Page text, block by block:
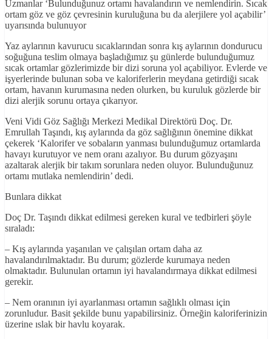
Uzmanlar ‘Bulunduğunuz ortamı havalandırın ve nemlendirin. Sıcak
ortam göz ve göz çevresinin kuruluğuna bu da alerjilere yol açabilir’
uyarısında bulunuyor
Yaz aylarının kavurucu sıcaklarından sonra kış aylarının dondurucu
soğuğuna teslim olmaya başladığımız şu günlerde bulunduğumuz
sıcak ortamlar gözlerimizde bir dizi soruna yol açabiliyor. Evlerde ve
işyerlerinde bulunan soba ve kaloriferlerin meydana getirdiği sıcak
ortam, havanın kurumasına neden olurken, bu kuruluk gözlerde bir
dizi alerjik sorunu ortaya çıkarıyor.
Veni Vidi Göz Sağlığı Merkezi Medikal Direktörü Doç. Dr.
Emrullah Taşındı, kış aylarında da göz sağlığının önemine dikkat
çekerek ‘Kalorifer ve sobaların yanması bulunduğumuz ortamlarda
havayı kurutuyor ve nem oranı azalıyor. Bu durum gözyaşını
azaltarak alerjik bir takım sorunlara neden oluyor. Bulunduğunuz
ortamı mutlaka nemlendirin’ dedi.
Bunlara dikkat
Doç Dr. Taşındı dikkat edilmesi gereken kural ve tedbirleri şöyle
sıraladı:
– Kış aylarında yaşanılan ve çalışılan ortam daha az
havalandırılmaktadır. Bu durum; gözlerde kurumaya neden
olmaktadır. Bulunulan ortamın iyi havalandırmaya dikkat edilmesi
gerekir.
– Nem oranının iyi ayarlanması ortamın sağlıklı olması için
zorunludur. Basit şekilde bunu yapabilirsiniz. Örneğin kaloriferinizin
üzerine ıslak bir havlu koyarak.